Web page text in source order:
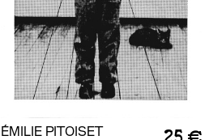
ÉMILIE PITOISET